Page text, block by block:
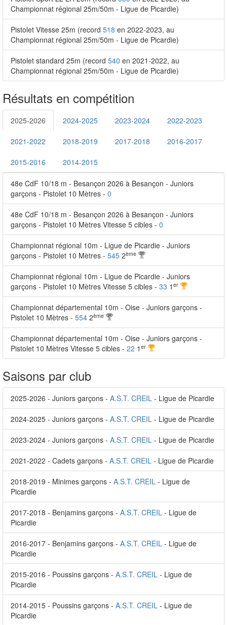
Championnat régional 25m/50m - Ligue de Picardie)
Pistolet Vitesse 25m (record 518 en 2022-2023, au
Championnat régional 25m/50m - Ligue de Picardie)
Pistolet standard 25m (record 540 en 2021-2022, au
Championnat régional 25m/50m - Ligue de Picardie)
Résultats en compétition
2025-2026 2024-2025 2023-2024 2022-2023
2021-2022 2018-2019 2017-2018 2016-2017
2015-2016 2014-2015
48e CdF 10/18 m - Besançon 2026 à Besançon - Juniors
garçons - Pistolet 10 Mètres - 0
48e CdF 10/18 m - Besançon 2026 à Besançon - Juniors
garçons - Pistolet 10 Mètres Vitesse 5 cibles - 0
Championnat régional 10m - Ligue de Picardie - Juniors
garçons - Pistolet 10 Mètres - 545 2ème
Championnat régional 10m - Ligue de Picardie - Juniors
garçons - Pistolet 10 Mètres Vitesse 5 cibles - 33 1 er
Championnat départemental 10m - Oise - Juniors garçons -
Pistolet 10 Mètres - 554 2ème
Championnat départemental 10m - Oise - Juniors garçons -
Pistolet 10 Mètres Vitesse 5 cibles - 22 1 er
Saisons par club
2025-2026 - Juniors garçons - A.S.T. CREIL - Ligue de Picardie
2024-2025 - Juniors garçons - A.S.T. CREIL - Ligue de Picardie
2023-2024 - Juniors garçons - A.S.T. CREIL - Ligue de Picardie
2021-2022 - Cadets garçons - A.S.T. CREIL - Ligue de Picardie
2018-2019 - Minimes garçons - A.S.T. CREIL - Ligue de
Picardie
2017-2018 - Benjamins garçons - A.S.T. CREIL - Ligue de
Picardie
2016-2017 - Benjamins garçons - A.S.T. CREIL - Ligue de
Picardie
2015-2016 - Poussins garçons - A.S.T. CREIL - Ligue de
Picardie
2014-2015 - Poussins garçons - A.S.T. CREIL - Ligue de
Picardie